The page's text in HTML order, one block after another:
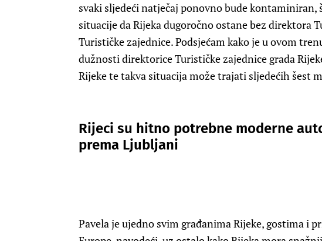
svaki sljedeći natječaj ponovno bude kontaminiran,
situacije da Rijeka dugoročno ostane bez direktora
Turističke zajednice. Podsjećam kako je u ovom
dužnosti direktorice Turističke zajednice grada
Rijeke te takva situacija može trajati sljedećih šest
Rijeci su hitno potrebne moderne
prema Ljubljani
Pavela je ujedno svim građanima Rijeke, gostima i